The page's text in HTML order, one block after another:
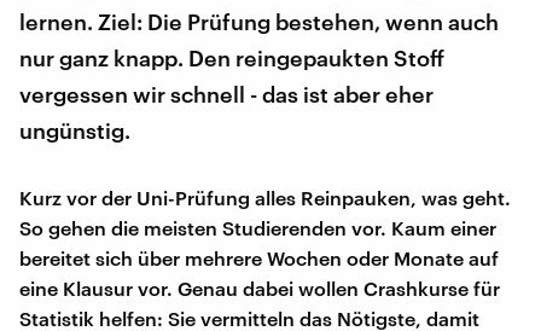
lernen. Ziel: Die Prüfung bestehen, wenn auch
nur ganz knapp. Den reingepaukten Stoff
vergessen wir schnell - das ist aber eher
ungünstig.
Kurz vor der Uni-Prüfung alles Reinpauken, was geht.
So gehen die meisten Studierenden vor. Kaum einer
bereitet sich über mehrere Wochen oder Monate auf
eine Klausur vor. Genau dabei wollen Crashkurse für
Statistik helfen: Sie vermitteln das Nötigste, damit